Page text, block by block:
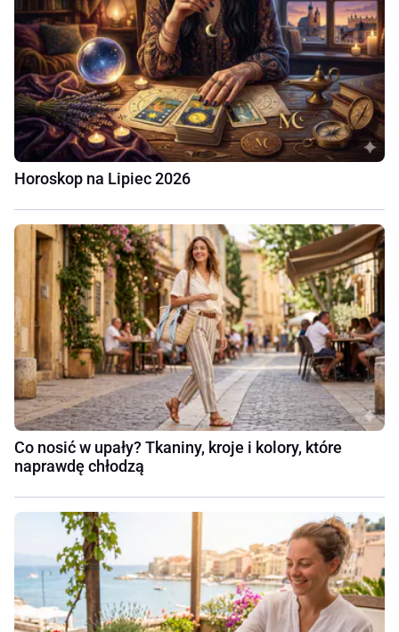
Horoskop na Lipiec 2026
Co nosić w upały? Tkaniny, kroje i kolory, które
naprawdę chłodzą